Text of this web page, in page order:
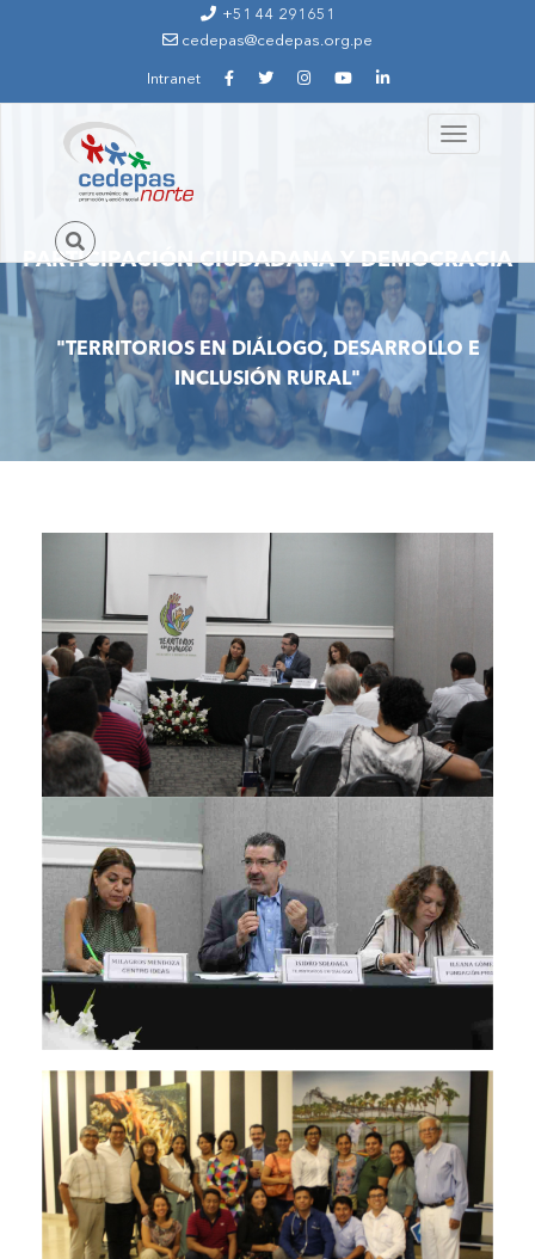
+51 44 291651
cedepas@cedepas.org.pe
Intranet
Toggle
navigation
1._territorios_en_dialogo.jpg
PARTICIPACIÓN CIUDADANA Y DEMOCRACIA
"TERRITORIOS EN DIÁLOGO, DESARROLLO E
INCLUSIÓN RURAL"
2._territorios_en_dialogo_2.jpg